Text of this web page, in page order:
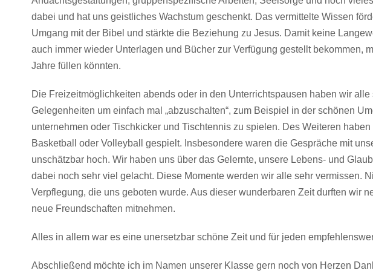
dabei und hat uns geistliches Wachstum geschenkt. Das vermittelte Wissen
Umgang mit der Bibel und stärkte die Beziehung zu Jesus. Damit keine
auch immer wieder Unterlagen und Bücher zur Verfügung gestellt bekommen,
Jahre füllen könnten.
Die Freizeitmöglichkeiten abends oder in den Unterrichtspausen haben wir
Gelegenheiten um einfach mal „abzuschalten“, zum Beispiel in der schönen
unternehmen oder Tischkicker und Tischtennis zu spielen. Des Weiteren
Basketball oder Volleyball gespielt. Insbesondere waren die Gespräche mit
unschätzbar hoch. Wir haben uns über das Gelernte, unsere Lebens- und
dabei noch sehr viel gelacht. Diese Momente werden wir alle sehr vermissen.
Verpflegung, die uns geboten wurde. Aus dieser wunderbaren Zeit durften wir
neue Freundschaften mitnehmen.
Alles in allem war es eine unersetzbar schöne Zeit und für jeden
Abschließend möchte ich im Namen unserer Klasse gern noch von Herzen